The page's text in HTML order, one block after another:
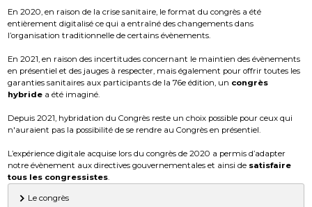
En 2020, en raison de la crise sanitaire, le format du congrès a été
entièrement digitalisé ce qui a entraîné des changements dans
l’organisation traditionnelle de certains évènements.
En 2021, en raison des incertitudes concernant le maintien des évènements
en présentiel et des jauges à respecter, mais également pour offrir toutes les
garanties sanitaires aux participants de la 76e édition, un congrès
hybride a été imaginé.
Depuis 2021, hybridation du Congrès reste un choix possible pour ceux qui
n'auraient pas la possibilité de se rendre au Congrès en présentiel.
L’expérience digitale acquise lors du congrès de 2020 a permis d’adapter
notre évènement aux directives gouvernementales et ainsi de satisfaire
tous les congressistes.
Le congrès